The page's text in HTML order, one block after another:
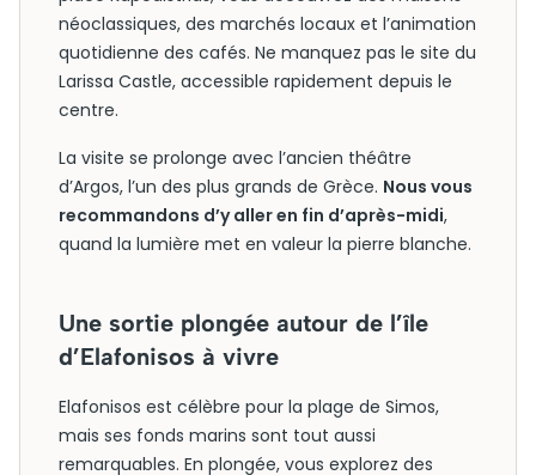
néoclassiques, des marchés locaux et l’animation
quotidienne des cafés. Ne manquez pas le site du
Larissa Castle, accessible rapidement depuis le
centre.
La visite se prolonge avec l’ancien théâtre
d’Argos, l’un des plus grands de Grèce. Nous vous
recommandons d’y aller en fin d’après-midi,
quand la lumière met en valeur la pierre blanche.
Une sortie plongée autour de l’île
d’Elafonisos à vivre
Elafonisos est célèbre pour la plage de Simos,
mais ses fonds marins sont tout aussi
remarquables. En plongée, vous explorez des